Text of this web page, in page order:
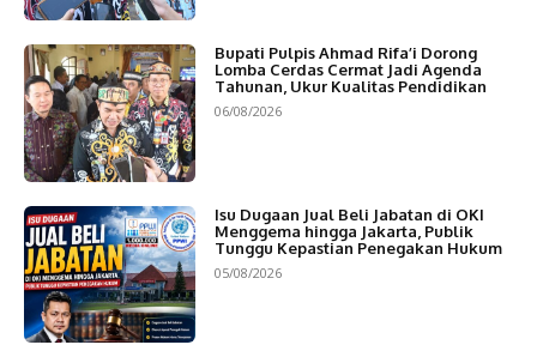
Bupati Pulpis Ahmad Rifa’i Dorong
Lomba Cerdas Cermat Jadi Agenda
Tahunan, Ukur Kualitas Pendidikan
06/08/2026
Isu Dugaan Jual Beli Jabatan di OKI
Menggema hingga Jakarta, Publik
Tunggu Kepastian Penegakan Hukum
05/08/2026